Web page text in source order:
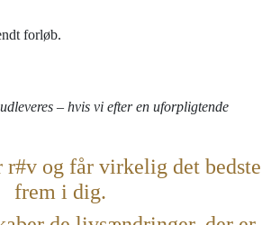
forløb.
– hvis vi efter en uforpligtende
r#v og får virkelig det bedste
frem i dig.